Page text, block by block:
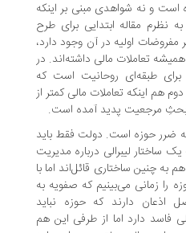
نه شواهدی مبنی بر اینکه
مقاله ابتدایی برای طرح
اولیه در آن وجود دارد،
مالی داشته‌اند. در
روحانیت است که
تعاملات مالی کمتر از
است. دولت فقط باید
لیبرالی درباره مدیریت
ساختاری قائل‌اند اما با
می‌بینیم که صفویه به
دارند که حوزه نباید
اما از طرفی این هم